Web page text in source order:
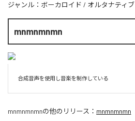
ジャンル： ボーカロイド / オルタナティブ
mnmnmnmn
合成音声を使用し音楽を制作している
mnmnmnmnの他のリリース： mnmnmnmn